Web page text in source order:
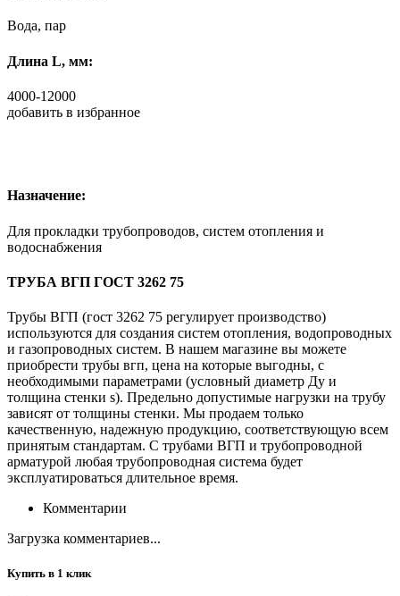
Вода, пар
Длина L, мм:
4000-12000
добавить в избранное
Назначение:
Для прокладки трубопроводов, систем отопления и
водоснабжения
ТРУБА ВГП ГОСТ 3262 75
Трубы ВГП (гост 3262 75 регулирует производство)
используются для создания систем отопления, водопроводных
и газопроводных систем. В нашем магазине вы можете
приобрести трубы вгп, цена на которые выгодны, с
необходимыми параметрами (условный диаметр Ду и
толщина стенки s). Предельно допустимые нагрузки на трубу
зависят от толщины стенки. Мы продаем только
качественную, надежную продукцию, соответствующую всем
принятым стандартам. С трубами ВГП и трубопроводной
арматурой любая трубопроводная система будет
эксплуатироваться длительное время.
Комментарии
Загрузка комментариев...
Купить в 1 клик